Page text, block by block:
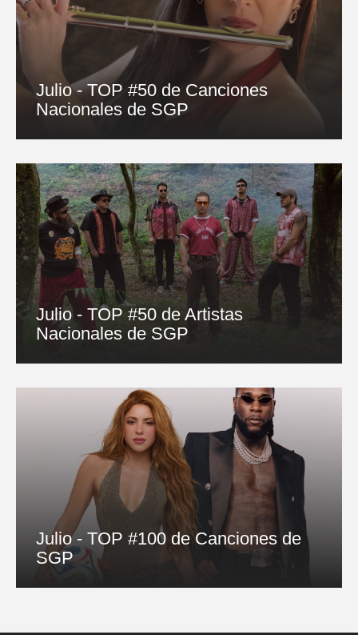
Julio - TOP #50 de Canciones
Nacionales de SGP
Julio - TOP #50 de Artistas
Nacionales de SGP
Julio - TOP #100 de Canciones de
SGP